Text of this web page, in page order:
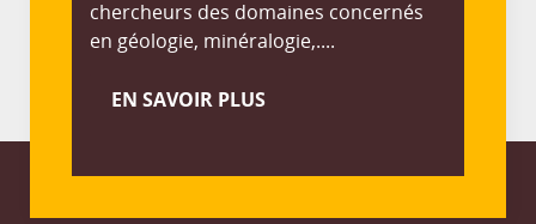
chercheurs des domaines concernés
en géologie, minéralogie,....
EN SAVOIR PLUS